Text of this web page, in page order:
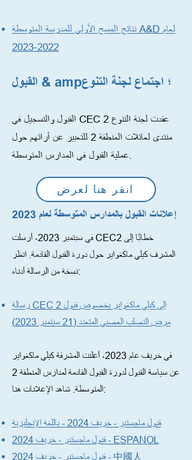
نتائج المسح الأولي للمدرسة المتوسطة A&D لعام
2022-2023
القبول & amp؛ اجتماع لجنة التنوع
القبول والتسجيل في CEC 2 عقدت لجنة التنوع
منتدى لعائلات المنطقة 2 للتعبير عن آرائهم حول
عملية القبول في المدارس المتوسطة.
انقر هنا لعرض
إعلانات القبول بالمدارس المتوسطة لعام 2023
في سبتمبر 2023، أرسلت CEC2 خطابًا إلى
المشرف كيلي ماكغواير حول دورة القبول القادمة. انظر
نسخة من الرسالة أدناه:
رسالة CEC 2 إلى كيلي ماكغواير بخصوص قبول
مرض التصلب العصبي المتعدد (21 سبتمبر 2023)
في خريف عام 2023، أعلنت المشرفة كيلي ماكغواير
عن سياسة القبول لدورة القبول القادمة لمدارس المنطقة 2
المتوسطة. شاهد الإعلانات هنا:
قبول ماجستير - خريف 2024 - باللغة الإنجليزية
قبول ماجستير - خريف 2024 - ESPANOL
قبول ماجستير - خريف 2024 - 中國人